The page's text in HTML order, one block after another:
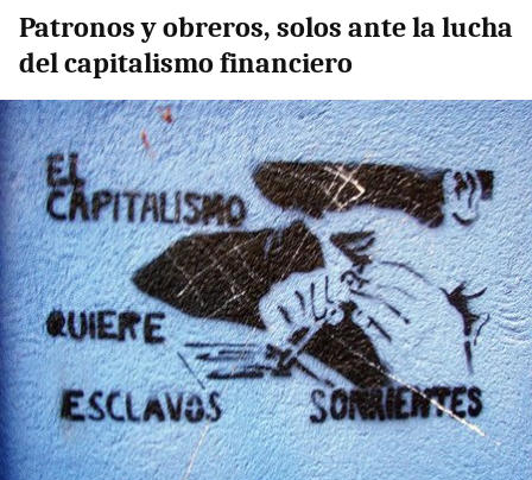
Patronos y obreros, solos ante la lucha
del capitalismo financiero